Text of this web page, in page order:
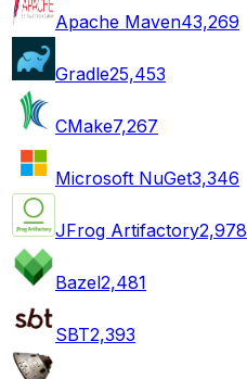
Apache Maven43,269
Gradle25,453
CMake7,267
Microsoft NuGet3,346
JFrog Artifactory2,978
Bazel2,481
SBT2,393